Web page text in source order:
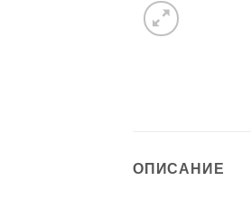
ОПИСАНИЕ